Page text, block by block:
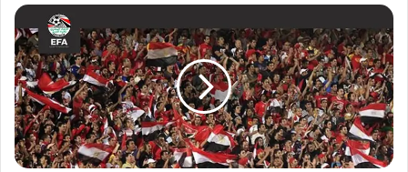
20
ألف
مشجع
في
نهائي
الكأس